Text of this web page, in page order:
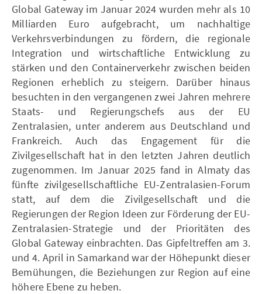
Global Gateway im Januar 2024 wurden mehr als 10
Milliarden Euro aufgebracht, um nachhaltige
Verkehrsverbindungen zu fördern, die regionale
Integration und wirtschaftliche Entwicklung zu
stärken und den Containerverkehr zwischen beiden
Regionen erheblich zu steigern. Darüber hinaus
besuchten in den vergangenen zwei Jahren mehrere
Staats- und Regierungschefs aus der EU
Zentralasien, unter anderem aus Deutschland und
Frankreich. Auch das Engagement für die
Zivilgesellschaft hat in den letzten Jahren deutlich
zugenommen. Im Januar 2025 fand in Almaty das
fünfte zivilgesellschaftliche EU-Zentralasien-Forum
statt, auf dem die Zivilgesellschaft und die
Regierungen der Region Ideen zur Förderung der EU-
Zentralasien-Strategie und der Prioritäten des
Global Gateway einbrachten. Das Gipfeltreffen am 3.
und 4. April in Samarkand war der Höhepunkt dieser
Bemühungen, die Beziehungen zur Region auf eine
höhere Ebene zu heben.